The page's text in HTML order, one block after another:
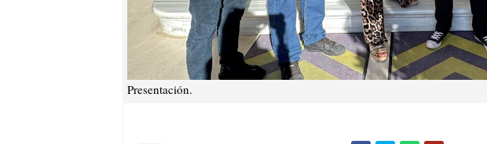
Presentación.